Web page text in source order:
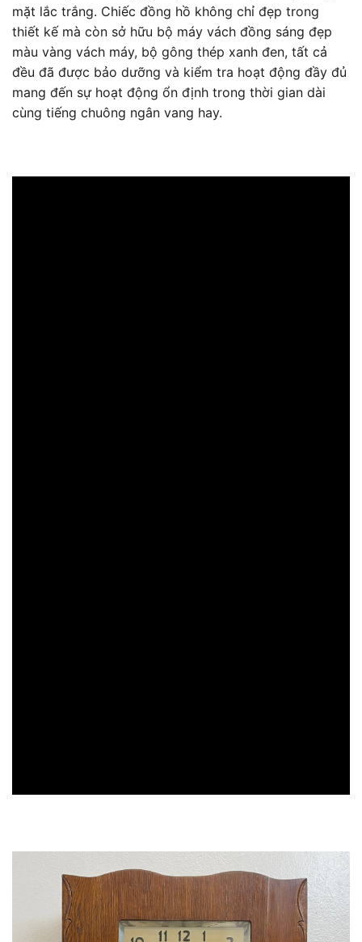
mặt lắc trắng. Chiếc đồng hồ không chỉ đẹp trong
thiết kế mà còn sở hữu bộ máy vách đồng sáng đẹp
màu vàng vách máy, bộ gông thép xanh đen, tất cả
đều đã được bảo dưỡng và kiểm tra hoạt động đầy đủ
mang đến sự hoạt động ổn định trong thời gian dài
cùng tiếng chuông ngân vang hay.